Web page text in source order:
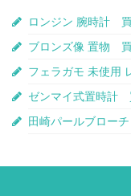
ロンジン 腕時計 買
ブロンズ像 置物 買
フェラガモ 未使用
ゼンマイ式置時計
田崎パールブロー